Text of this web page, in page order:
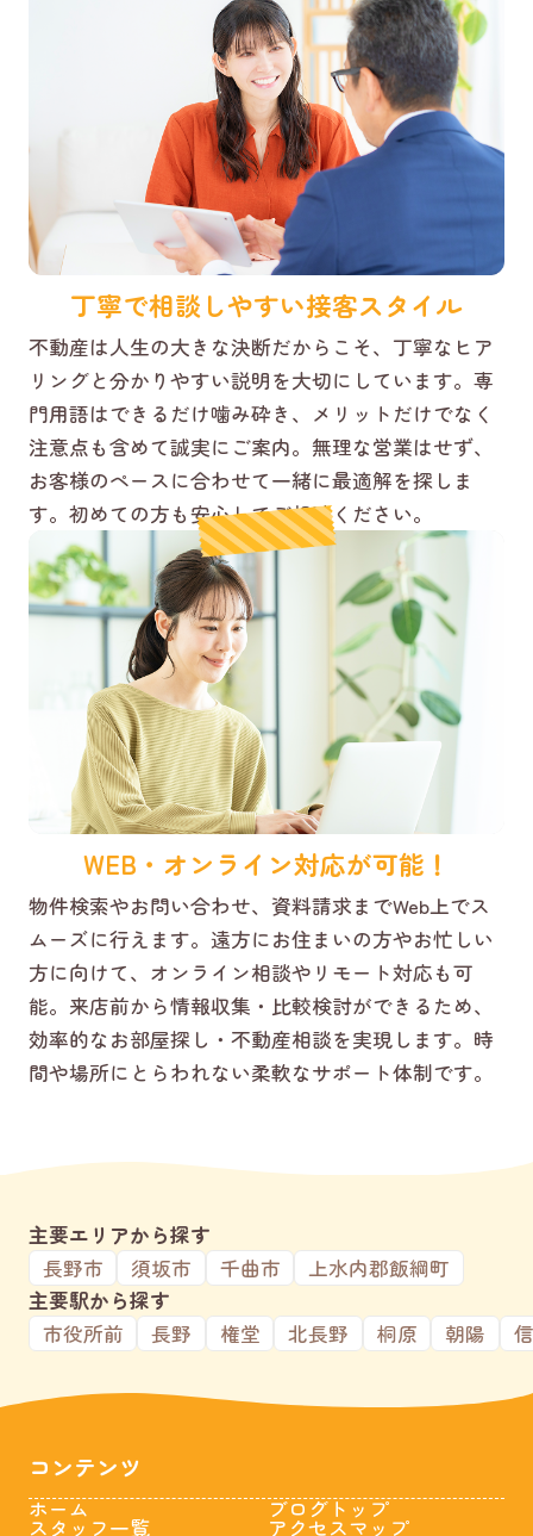
丁寧で相談しやすい接客スタイル
不動産は人生の大きな決断だからこそ、丁寧なヒア
リングと分かりやすい説明を大切にしています。専
門用語はできるだけ噛み砕き、メリットだけでなく
注意点も含めて誠実にご案内。無理な営業はせず、
お客様のペースに合わせて一緒に最適解を探しま
す。初めての方も安心してご相談ください。
WEB・オンライン対応が可能！
物件検索やお問い合わせ、資料請求までWeb上でス
ムーズに行えます。遠方にお住まいの方やお忙しい
方に向けて、オンライン相談やリモート対応も可
能。来店前から情報収集・比較検討ができるため、
効率的なお部屋探し・不動産相談を実現します。時
間や場所にとらわれない柔軟なサポート体制です。
主要エリアから探す
長野市
須坂市 千曲市
上水内郡飯綱町
主要駅から探す
市役所前
長野 権堂 北長野 桐原 朝陽
コンテンツ
ホーム
スタッフ一覧
ブログトップ
アクセスマップ